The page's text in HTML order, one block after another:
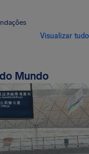
Visualizar tudo
Mundo